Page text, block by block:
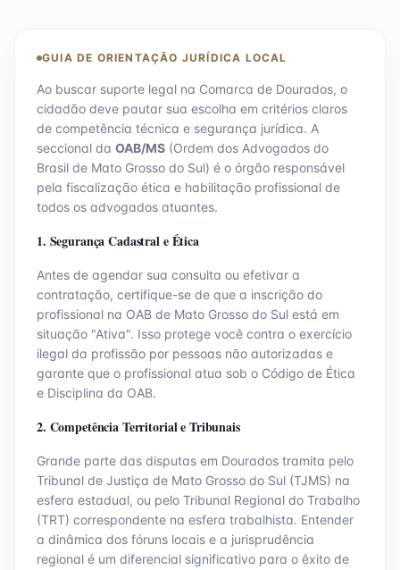
GUIA DE ORIENTAÇÃO JURÍDICA LOCAL
Ao buscar suporte legal na Comarca de Dourados, o
cidadão deve pautar sua escolha em critérios claros
de competência técnica e segurança jurídica. A
seccional da OAB/MS (Ordem dos Advogados do
Brasil de Mato Grosso do Sul) é o órgão responsável
pela fiscalização ética e habilitação profissional de
todos os advogados atuantes.
1. Segurança Cadastral e Ética
Antes de agendar sua consulta ou efetivar a
contratação, certifique-se de que a inscrição do
profissional na OAB de Mato Grosso do Sul está em
situação "Ativa". Isso protege você contra o exercício
ilegal da profissão por pessoas não autorizadas e
garante que o profissional atua sob o Código de Ética
e Disciplina da OAB.
2. Competência Territorial e Tribunais
Grande parte das disputas em Dourados tramita pelo
Tribunal de Justiça de Mato Grosso do Sul (TJMS) na
esfera estadual, ou pelo Tribunal Regional do Trabalho
(TRT) correspondente na esfera trabalhista. Entender
a dinâmica dos fóruns locais e a jurisprudência
regional é um diferencial significativo para o êxito de